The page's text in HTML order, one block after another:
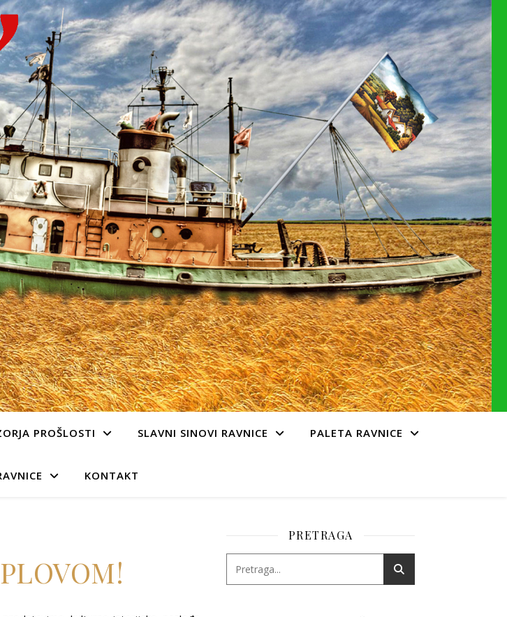
PROŠLOSTI SLAVNI SINOVI RAVNICE PALETA RAVNICE
KONTAKT
PRETRAGA